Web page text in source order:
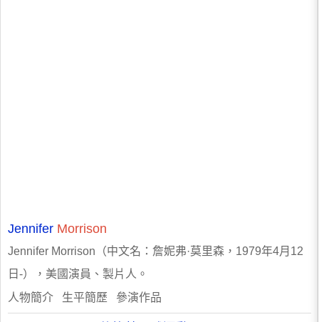
Jennifer Morrison
Jennifer Morrison（中文名：詹妮弗·莫里森，1979年4月12
日-），美國演員、製片人。
人物簡介 生平簡歷 參演作品